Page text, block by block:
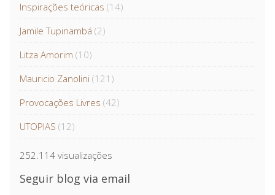
Inspirações teóricas (14)
Jamile Tupinambá (2)
Litza Amorim (10)
Mauricio Zanolini (121)
Provocações Livres (42)
UTOPIAS (12)
252.114 visualizações
Seguir blog via email